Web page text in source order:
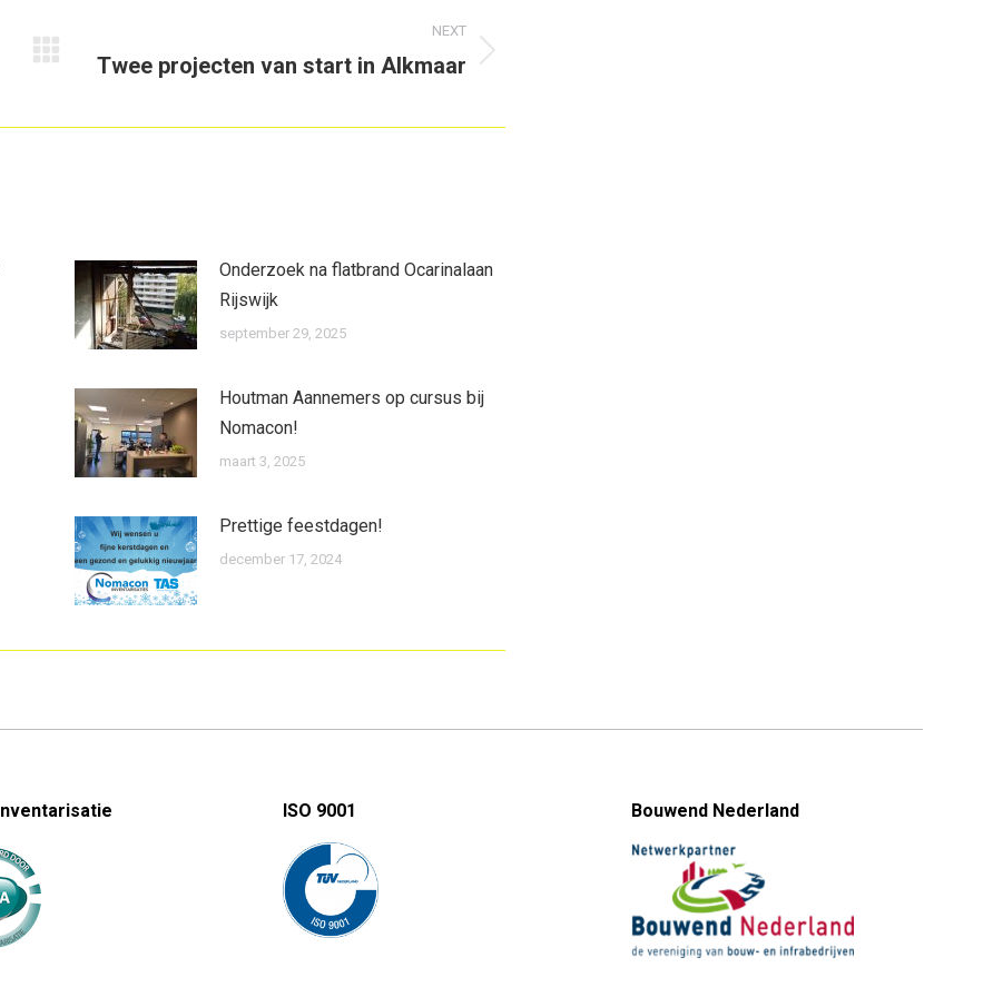
NEXT
Next
Twee projecten van start in Alkmaar
Onderzoek na flatbrand Ocarinalaan
Rijswijk
september 29, 2025
Houtman Aannemers op cursus bij
Nomacon!
maart 3, 2025
Prettige feestdagen!
december 17, 2024
ISO 9001 Bouwend Nederland